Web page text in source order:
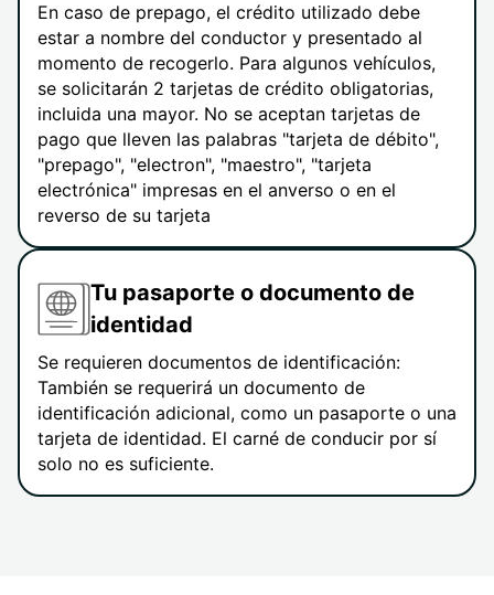
En caso de prepago, el crédito utilizado debe
estar a nombre del conductor y presentado al
momento de recogerlo. Para algunos vehículos,
se solicitarán 2 tarjetas de crédito obligatorias,
incluida una mayor. No se aceptan tarjetas de
pago que lleven las palabras "tarjeta de débito",
"prepago", "electron", "maestro", "tarjeta
electrónica" impresas en el anverso o en el
reverso de su tarjeta
Tu pasaporte o documento de
identidad
Se requieren documentos de identificación:
También se requerirá un documento de
identificación adicional, como un pasaporte o una
tarjeta de identidad. El carné de conducir por sí
solo no es suficiente.